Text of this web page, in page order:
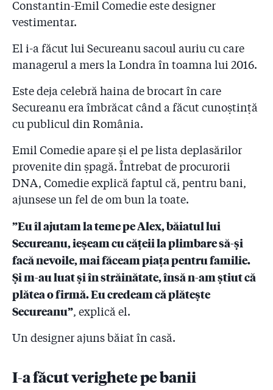
Sava!
Spitalelor, incompatibilul Armeanu a făcut unei
prietene din Ilfov un contract cu Primăria de 5.300 de
5.28
Concediat pe furiș: Armeanu a dispărut din Primărie!
Gabriela Firea nu comentează de două zile
5.29
Armeanu, pentru noi, este Secureanu 2! Ministerul
Sănătății a trimis la DNA achizițiile făcute de
directorul spitalelor bucureștene pe cînd era manager
la SJ Ilfov
5.30
”Șefa auditului din Primărie l-a învățat pe Secureanu
cum să iasă bine cînd l-a prins cu un pupitru de
80.000 de lei!”
5.31
Un securist l-a angajat pe Secureanu ca masor între
’85 şi ’90 la Centrul de Sănătate Socului. Cine sînt
ofițerii SRI activi care l-au pilotat pînă azi!
Administrația Prezidențială ne-a trimis la SPP, iar SPP
spune că ”bonurile de acces și tabelele se distrug în
Constantin-Emil Comedie este designer
vestimentar.
El i-a făcut lui Secureanu sacoul auriu cu care
managerul a mers la Londra în toamna lui 2016.
Este deja celebră haina de brocart în care
Secureanu era îmbrăcat când a făcut cunoștință
cu publicul din România.
Emil Comedie apare și el pe lista deplasărilor
provenite din șpagă. Întrebat de procurorii
DNA, Comedie explică faptul că, pentru bani,
ajunsese un fel de om bun la toate.
”Eu îl ajutam la teme pe Alex, băiatul lui
Secureanu, ieșeam cu cățeii la plimbare să-și
facă nevoile, mai făceam piața pentru familie.
Și m-au luat și în străinătate, însă n-am știut că
plătea o firmă. Eu credeam că plătește
Secureanu”, explică el.
Un designer ajuns băiat în casă.
I-a făcut verighete pe banii